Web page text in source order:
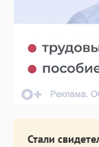
Стали